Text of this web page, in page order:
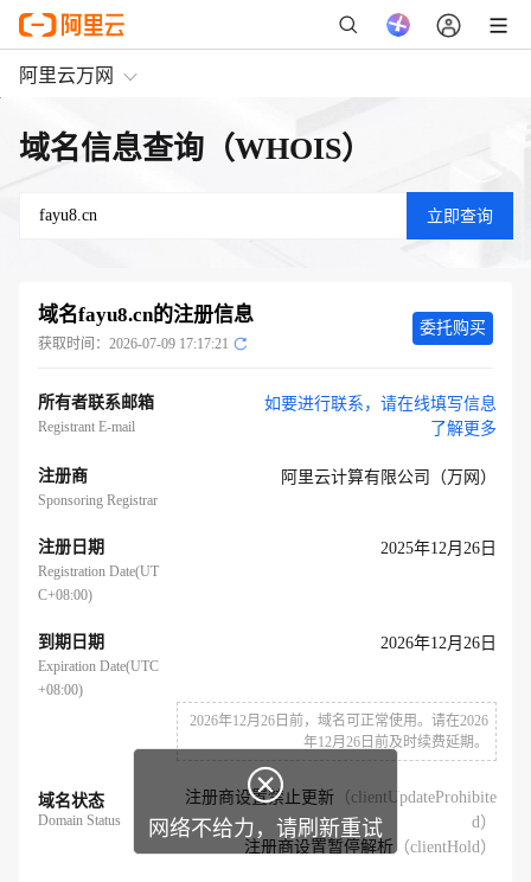
阿里云万网
域名信息查询（WHOIS）
域名fayu8.cn的注册信息
获取时间： 2026-07-09 17:17:21
所有者联系邮箱
Registrant E-mail
如要进行联系，请在线填写信息
了解更多
委托购买
注册商
Sponsoring Registrar
阿里云计算有限公司（万网）
注册日期
Registration Date(UT
C+08:00)
2025年12月26日
到期日期
Expiration Date(UTC
+08:00)
2026年12月26日
2026年12月26日前，域名可正常使用。请在2026
年12月26日前及时续费延期。
域名状态
Domain Status
注册商设置禁止更新 （clientUpdateProhibite
d）
注册商设置暂停解析（clientHold）

网络不给力，请刷新重试